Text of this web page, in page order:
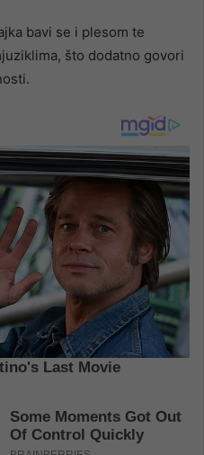
bavi se i plesom te
što dodatno govori